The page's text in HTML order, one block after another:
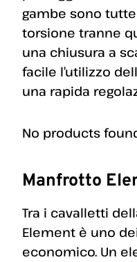
gambe sono
torsione tranne
una chiusura a
facile l’utilizzo
una rapida
No products
Manfrotto
Tra i cavalletti
Element è uno
economico. Un